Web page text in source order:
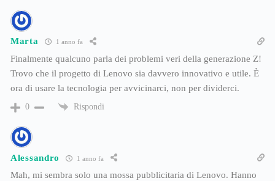
Marta 1 anno fa
Finalmente qualcuno parla dei problemi veri della generazione Z!
Trovo che il progetto di Lenovo sia davvero innovativo e utile. È
ora di usare la tecnologia per avvicinarci, non per dividerci.
0 Rispondi
Alessandro 1 anno fa
Mah, mi sembra solo una mossa pubblicitaria di Lenovo. Hanno